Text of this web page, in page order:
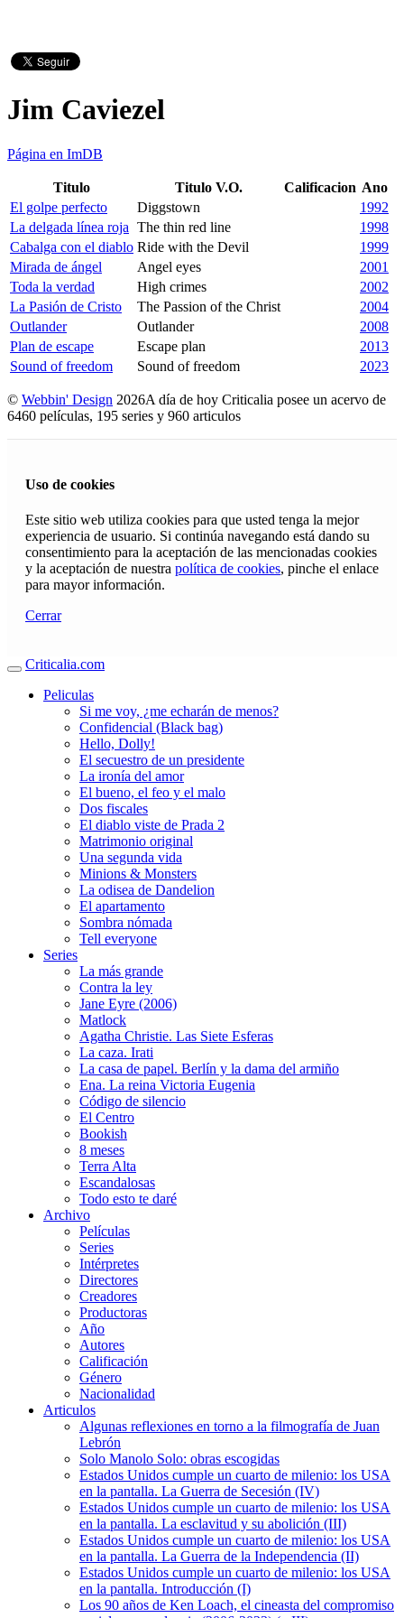
Jim Caviezel
Página en ImDB
Titulo Titulo V.O. Calificacion Ano
El golpe perfecto
Diggstown
1992
La delgada línea roja The thin red line
1998
Cabalga con el diablo Ride with the Devil
1999
Mirada de ángel
Angel eyes
2001
Toda la verdad
High crimes
2002
La Pasión de Cristo
The Passion of the Christ
2004
Outlander
Outlander
2008
Plan de escape
Escape plan
2013
Sound of freedom
Sound of freedom 2023
© Webbin' Design 2026A día de hoy Criticalia posee un acervo de
6460 películas, 195 series y 960 articulos
Uso de cookies
Este sitio web utiliza cookies para que usted tenga la mejor
experiencia de usuario. Si continúa navegando está dando su
consentimiento para la aceptación de las mencionadas cookies
y la aceptación de nuestra política de cookies, pinche el enlace
para mayor información.
Cerrar
Criticalia.com
Peliculas
Si me voy, ¿me echarán de menos?
Confidencial (Black bag)
Hello, Dolly!
El secuestro de un presidente
La ironía del amor
El bueno, el feo y el malo
Dos fiscales
El diablo viste de Prada 2
Matrimonio original
Una segunda vida
Minions & Monsters
La odisea de Dandelion
El apartamento
Sombra nómada
Tell everyone
Series
La más grande
Contra la ley
Jane Eyre (2006)
Matlock
Agatha Christie. Las Siete Esferas
La caza. Irati
La casa de papel. Berlín y la dama del armiño
Ena. La reina Victoria Eugenia
Código de silencio
El Centro
Bookish
8 meses
Terra Alta
Escandalosas
Todo esto te daré
Archivo
Películas
Series
Intérpretes
Directores
Creadores
Productoras
Año
Autores
Calificación
Género
Nacionalidad
Articulos
Algunas reflexiones en torno a la filmografía de Juan
Lebrón
Solo Manolo Solo: obras escogidas
Estados Unidos cumple un cuarto de milenio: los USA
en la pantalla. La Guerra de Secesión (IV)
Estados Unidos cumple un cuarto de milenio: los USA
en la pantalla. La esclavitud y su abolición (III)
Estados Unidos cumple un cuarto de milenio: los USA
en la pantalla. La Guerra de la Independencia (II)
Estados Unidos cumple un cuarto de milenio: los USA
en la pantalla. Introducción (I)
Los 90 años de Ken Loach, el cineasta del compromiso